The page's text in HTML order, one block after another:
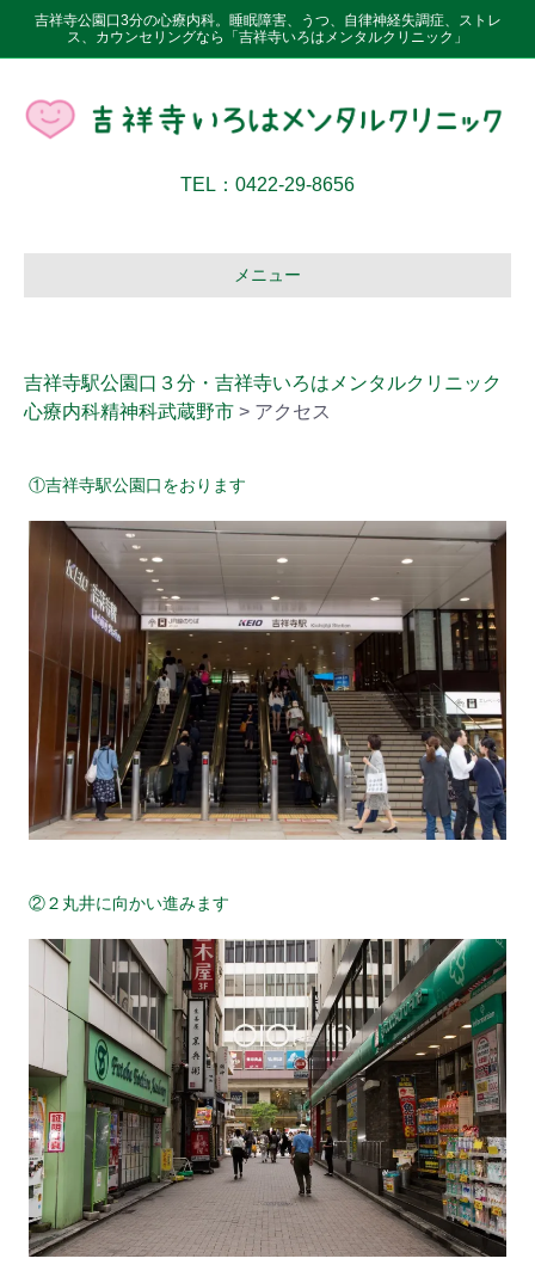
吉祥寺公園口3分の心療内科。睡眠障害、うつ、自律神経失調症、ストレ
ス、カウンセリングなら「吉祥寺いろはメンタルクリニック」
TEL：0422-29-8656
メニュー
吉祥寺駅公園口３分・吉祥寺いろはメンタルクリニック
心療内科精神科武蔵野市 > アクセス
①吉祥寺駅公園口をおります
②２丸井に向かい進みます